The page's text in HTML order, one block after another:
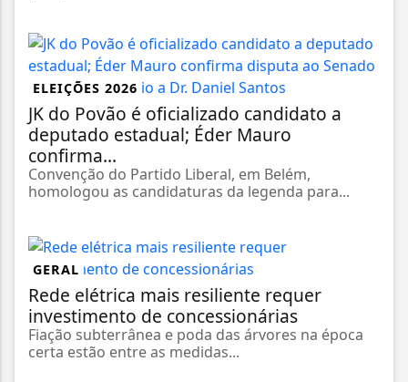
ELEIÇÕES 2026
JK do Povão é oficializado candidato a
deputado estadual; Éder Mauro
confirma...
Convenção do Partido Liberal, em Belém,
homologou as candidaturas da legenda para...
GERAL
Rede elétrica mais resiliente requer
investimento de concessionárias
Fiação subterrânea e poda das árvores na época
certa estão entre as medidas...